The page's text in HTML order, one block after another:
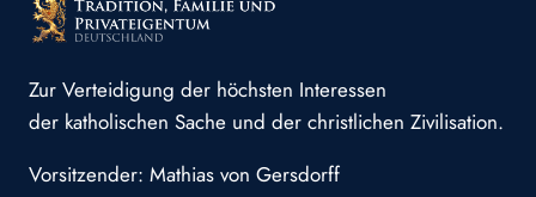
Zur Verteidigung der höchsten Interessen
der katholischen Sache und der christlichen Zivilisation.
Vorsitzender: Mathias von Gersdorff